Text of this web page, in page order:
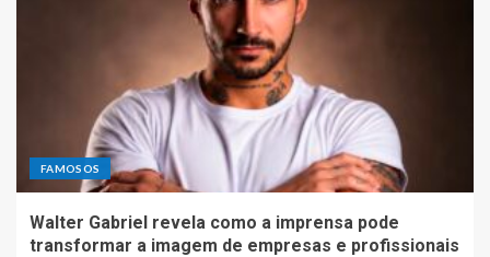
FAMOSOS
Walter Gabriel revela como a imprensa pode
transformar a imagem de empresas e profissionais